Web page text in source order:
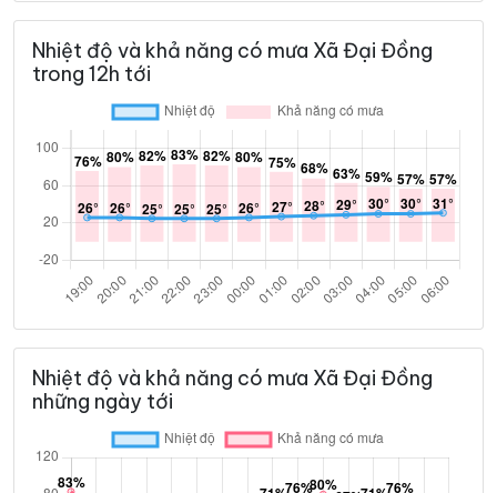
Nhiệt độ và khả năng có mưa Xã Đại Đồng
trong 12h tới
Nhiệt độ và khả năng có mưa Xã Đại Đồng
những ngày tới